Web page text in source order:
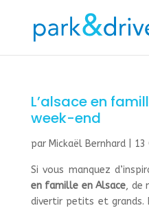
L’alsace en
week-end
par Mickaël Bernhard| 13
Si vous manquez
en famille en Alsace, de
divertir petits et grands.